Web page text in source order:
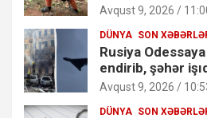
Avqust 9, 2026 /
DÜNYA SON
Rusiya
endirib, şəhər
Avqust 9, 2026 /
DÜNYA SON